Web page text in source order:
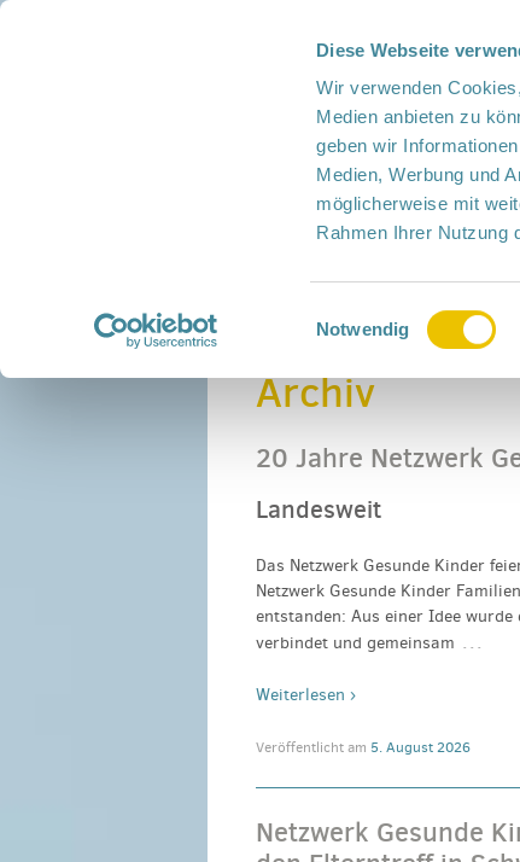
Diese Webseite
Wir verwenden
Medien anbieten zu
geben wir
Medien, Werbung und
möglicherweise mit
Rahmen Ihrer Nutzung
Einwilligungsauswahl
Notwendig
Intern Netzwerk-Kompass
Archiv für Barnim-
Archiv
20 Jahre Netzwerk
Landesweit
Das Netzwerk Gesunde Kinder
Netzwerk Gesunde Kinder
entstanden: Aus einer Idee
verbindet und gemeinsam …
Weiterlesen ›
Veröffentlicht am 5. August 2026
Netzwerk Gesunde